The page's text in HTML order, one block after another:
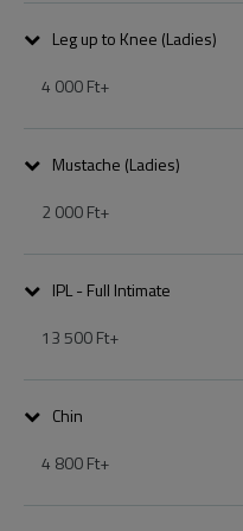
Leg up to Knee (Ladies)
4 000 Ft+
Mustache (Ladies)
2 000 Ft+
IPL - Full Intimate
13 500 Ft+
Chin
4 800 Ft+